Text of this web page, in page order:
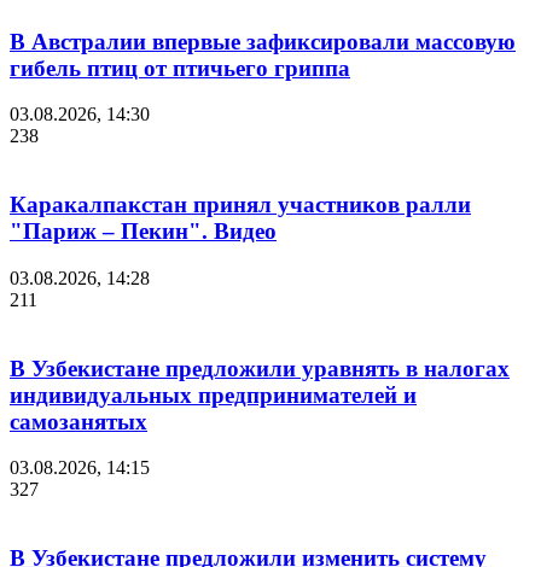
В Австралии впервые зафиксировали массовую
гибель птиц от птичьего гриппа
03.08.2026, 14:30
238
Каракалпакстан принял участников ралли
"Париж – Пекин". Видео
03.08.2026, 14:28
211
В Узбекистане предложили уравнять в налогах
индивидуальных предпринимателей и
самозанятых
03.08.2026, 14:15
327
В Узбекистане предложили изменить систему